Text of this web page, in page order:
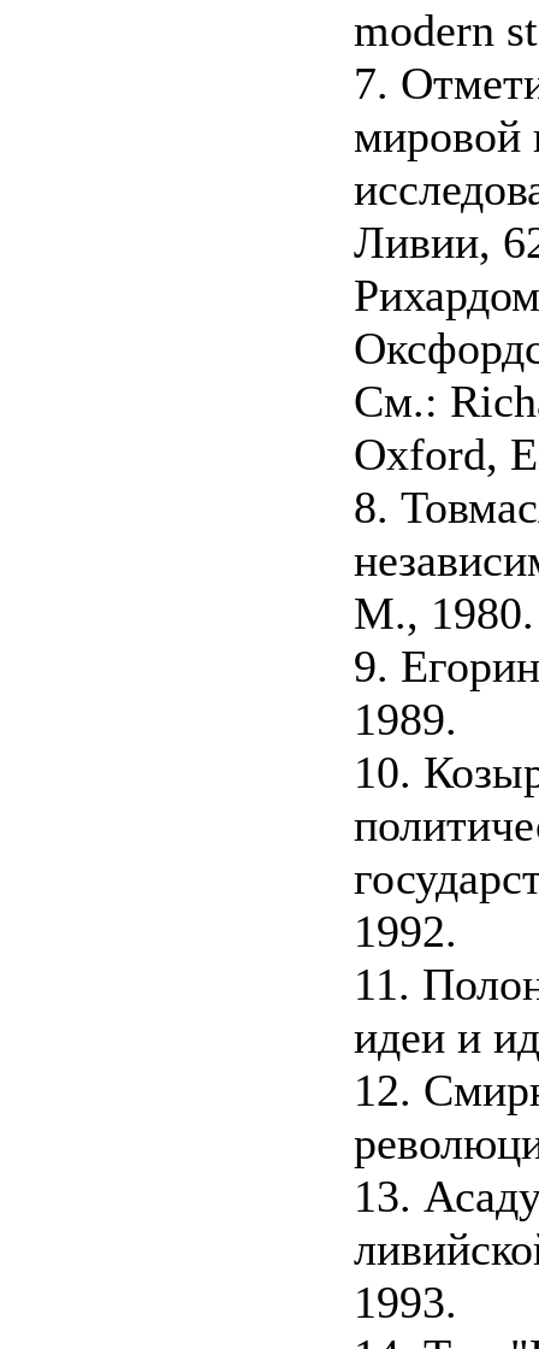
modern
7.
мировой
Ливии,
См.:
Oxford,
8.
M., 1980.
9.
1989.
10.
1992.
11.
идеи и
12.
13.
1993.